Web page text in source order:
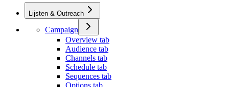
Lijsten & Outreach
Campaign
Overview tab
Audience tab
Channels tab
Schedule tab
Sequences tab
Options tab